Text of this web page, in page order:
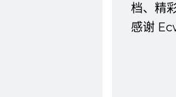
档、精
感谢